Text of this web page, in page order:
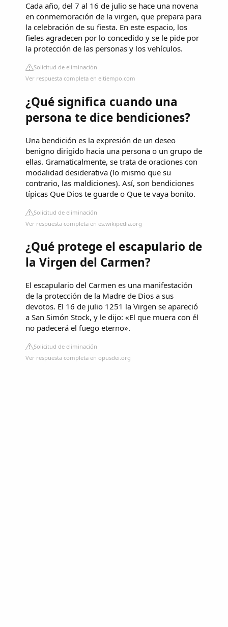
Cada año, del 7 al 16 de julio se hace una novena
en conmemoración de la virgen, que prepara para
la celebración de su fiesta. En este espacio, los
fieles agradecen por lo concedido y se le pide por
la protección de las personas y los vehículos.
Solicitud de eliminación
Ver respuesta completa en eltiempo.com
¿Qué significa cuando una
persona te dice bendiciones?
Una bendición es la expresión de un deseo
benigno dirigido hacia una persona o un grupo de
ellas. Gramaticalmente, se trata de oraciones con
modalidad desiderativa (lo mismo que su
contrario, las maldiciones). Así, son bendiciones
típicas Que Dios te guarde o Que te vaya bonito.
Solicitud de eliminación
Ver respuesta completa en es.wikipedia.org
¿Qué protege el escapulario de
la Virgen del Carmen?
El escapulario del Carmen es una manifestación
de la protección de la Madre de Dios a sus
devotos. El 16 de julio 1251 la Virgen se apareció
a San Simón Stock, y le dijo: «El que muera con él
no padecerá el fuego eterno».
Solicitud de eliminación
Ver respuesta completa en opusdei.org